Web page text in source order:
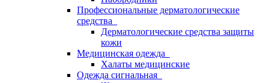
Профессиональные дерматологические
средства
Дерматологические средства защиты
кожи
Медицинская одежда
Халаты медицинские
Одежда сигнальная